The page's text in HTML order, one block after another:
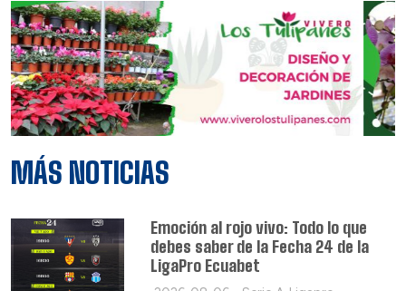
MÁS NOTICIAS
Emoción al rojo vivo: Todo lo que
debes saber de la Fecha 24 de la
LigaPro Ecuabet